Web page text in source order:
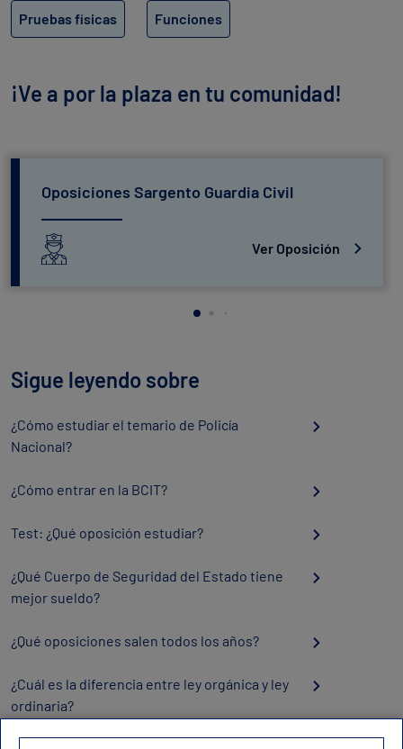
Pruebas físicas Funciones
¡Ve a por la plaza en tu comunidad!
Oposiciones Sargento Guardia Civil
Ver Oposición
Sigue leyendo sobre
¿Cómo estudiar el temario de Policía
Nacional?
¿Cómo entrar en la BCIT?
Test: ¿Qué oposición estudiar?
¿Qué Cuerpo de Seguridad del Estado tiene
mejor sueldo?
¿Qué oposiciones salen todos los años?
¿Cuál es la diferencia entre ley orgánica y ley
ordinaria?